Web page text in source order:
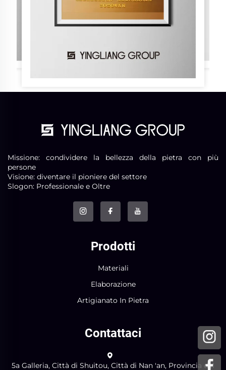
Missione: condividere la bellezza della pietra con più
persone
Visione: diventare il pioniere del settore
Slogon: Professionale e Oltre
Prodotti
Materiali
Elaborazione
Artigianato In Pietra
Contattaci
5a Galleria, Città di Shuitou, Città di Nan 'an, Provincia del